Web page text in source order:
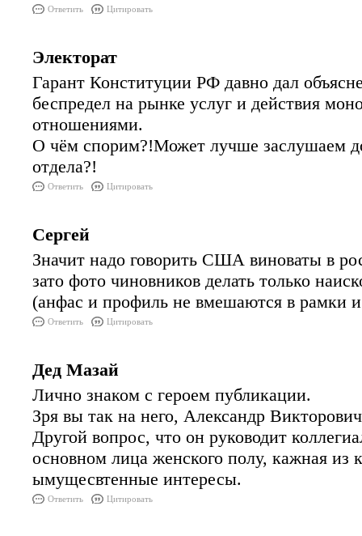
Ответить Цитировать
Электорат
Гарант Конституции РФ давно дал
беспредел на рынке услуг и действия
отношениями.
О чём спорим?!Может лучше заслушаем
отдела?!
Ответить Цитировать
Сергей
Значит надо говорить США виноваты в
зато фото чиновников делать только
(анфас и профиль не вмешаются в рамки
Ответить Цитировать
Дед Мазай
Лично знаком с героем публикации.
Зря вы так на него, Александр
Другой вопрос, что он руководит
основном лица женского полу, кажная из
ымущесвтенные интересы.
Ответить Цитировать